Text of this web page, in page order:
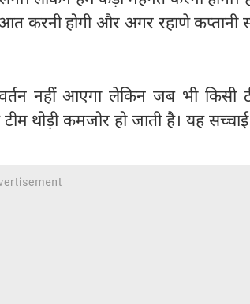
करनी होगी और अगर रहाणे कप्तानी
नहीं आएगा लेकिन जब भी किसी
टीम थोड़ी कमजोर हो जाती है। यह